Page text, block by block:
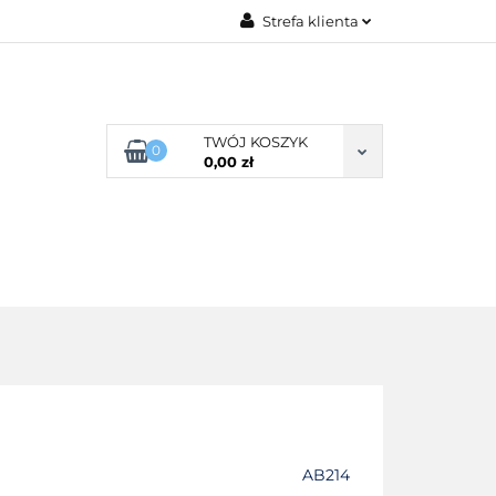
Strefa klienta
Dodaj zgłoszenie
0
TWÓJ KOSZYK
0,00 zł
AB214